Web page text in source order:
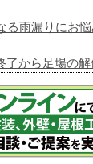
る雨漏りにお
了から足場の